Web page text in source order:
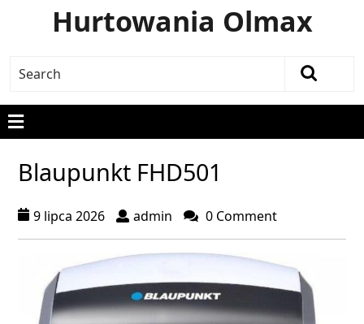
Hurtowania Olmax
Blaupunkt FHD501
9 lipca 2026 admin 0 Comment